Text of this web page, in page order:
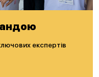
експертів